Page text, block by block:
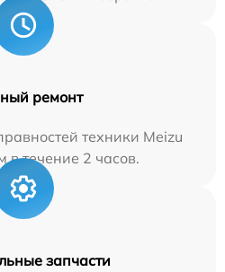
ремонт
техники Meizu
в течение 2 часов.
запчасти